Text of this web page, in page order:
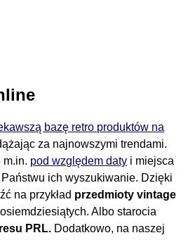
bazę retro produktów na
za najnowszymi trendami.
m.in. pod względem daty i miejsca
ich wyszukiwanie. Dzięki
na przykład przedmioty vintage
Albo starocia
PRL. Dodatkowo, na naszej